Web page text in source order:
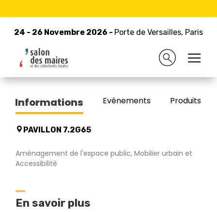
24 - 26 Novembre 2026 - Porte de Versailles, Paris
24 - 26 Novembre 2026 - Porte de Versailles, Paris
Retour à la liste des exposants
MOBEXTAN
Informations Evénements Produits/
PAVILLON 7.2G65
Aménagement de l'espace public, Mobilier urbain et
Accessibilité
En savoir plus